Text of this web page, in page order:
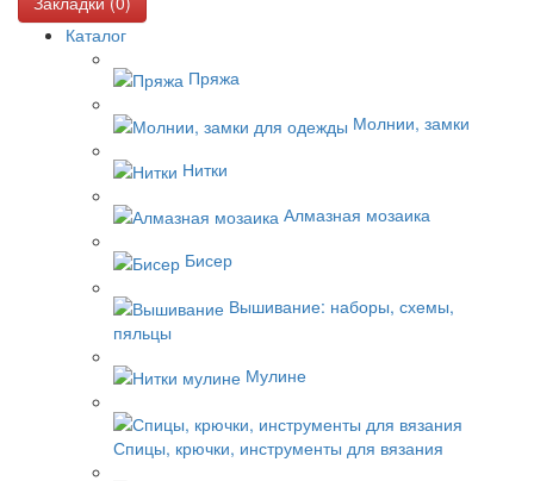
Каталог
Пряжа
Молнии, замки
Нитки
Алмазная мозаика
Бисер
Вышивание: наборы, схемы,
пяльцы
Мулине
Спицы, крючки, инструменты для вязания